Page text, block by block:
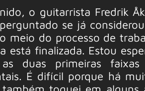
o guitarrista Fredrik
se já
meio do processo de
está finalizada. Estou
duas primeiras
É difícil porque há